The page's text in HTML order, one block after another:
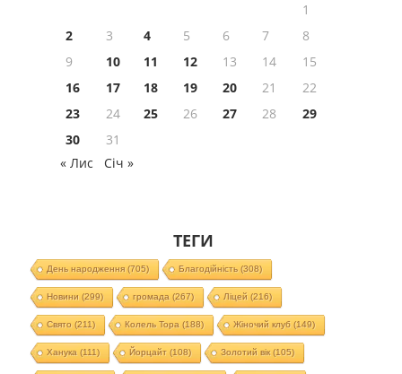
1
2
3 4 5 6 7
8
9
10 11 12 13 14
15
16
17 18 19 20 21
22
23
24 25 26 27 28
29
30
31
« Лис
Січ »
ТЕГИ
День народження(705) Благодійність(308)
Новини (299) громада (267) Ліцей (216)
Свято (211) Колель Тора (188) Жіночий клуб (149)
Ханука (111) Йорцайт (108) Золотий вік(105)